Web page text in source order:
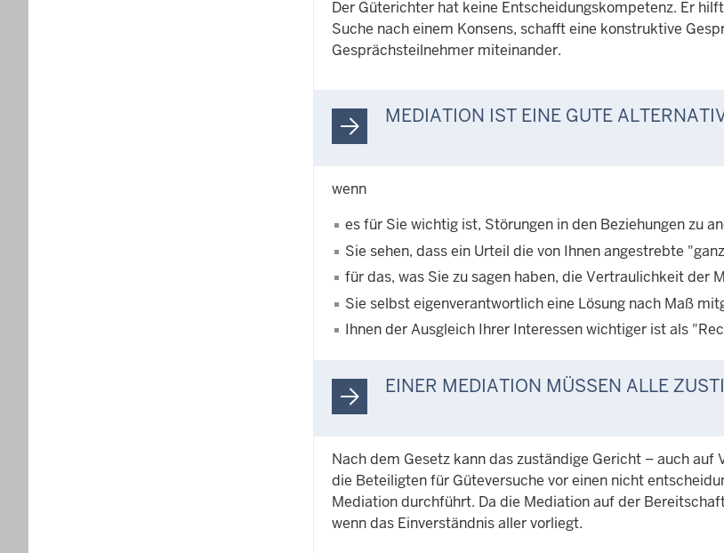
Der Güterichter hat keine Entscheidungskompetenz. Er
Suche nach einem Konsens, schafft eine konstruktive
Gesprächsteilnehmer miteinander.
MEDIATION IST EINE GUTE
wenn
es für Sie wichtig ist, Störungen in den Beziehungen zu
Sie sehen, dass ein Urteil die von Ihnen angestrebte
für das, was Sie zu sagen haben, die Vertraulichkeit der
Sie selbst eigenverantwortlich eine Lösung nach Maß
Ihnen der Ausgleich Ihrer Interessen wichtiger ist als
EINER MEDIATION MÜSSEN ALLE
Nach dem Gesetz kann das zuständige Gericht – auch
die Beteiligten für Güteversuche vor einen nicht
Mediation durchführt. Da die Mediation auf der
wenn das Einverständnis aller vorliegt.